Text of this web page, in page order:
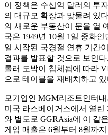
이 정책은 수십억 달러의 투
의 대규모 확장과 맞물려 있
의 새로운 부동산이 문을 열
국은 1949년 10월 1일 중화
일 시작된 국경절 연휴 기간
결과를 발표할 것으로 보인
롤러 도박이 침체됨에 따라
으로 테이블을 재배치하고 있
모기업인 MGM리조트인터
미국 라스베이거스에서 열린
와 별도로 GGRAsia에 이 같
게임 매출은 6월부터 8월까